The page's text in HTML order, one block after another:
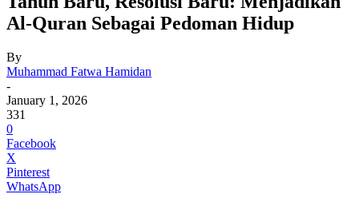
Al-Quran Sebagai Pedoman Hidup
By
Muhammad Fatwa Hamidan
-
January 1, 2026
331
0
Facebook
X
Pinterest
WhatsApp